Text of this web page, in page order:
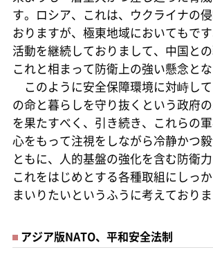
す。ロシア、これは、ウクライナの
おりますが、極東地域においてもで
活動を継続しておりまして、中国との
これと相まって防衛上の強い懸念とな
このように安全保障環境に対峙し
の命と暮らしを守り抜くという政府
を果たすべく、引き続き、これらの
心をもって注視をしながら冷静かつ
ともに、人的基盤の強化を含む防衛力
これをはじめとする各種取組にしっ
まいりたいというふうに考えておりま
アジア版NATO、平和安全法制